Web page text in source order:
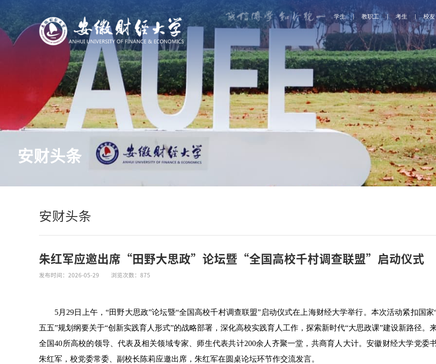
学生 教职工 考生 校友
安财头条
安财头条
朱红军应邀出席“田野大思政”论坛暨“全国高校千村调查联盟”启动仪式
发布时间：2026-05-29 浏览次数： 875
5月29日上午，“田野大思政”论坛暨“全国高校千村调查联盟”启动仪式在上海财经大学举行。本次活动紧扣国家
五五”规划纲要关于“创新实践育人形式”的战略部署，深化高校实践育人工作，探索新时代“大思政课”建设新路径。
全国40所高校的领导、代表及相关领域专家、师生代表共计200余人齐聚一堂，共商育人大计。安徽财经大学党委
朱红军，校党委常委、副校长陈莉应邀出席，朱红军在圆桌论坛环节作交流发言。